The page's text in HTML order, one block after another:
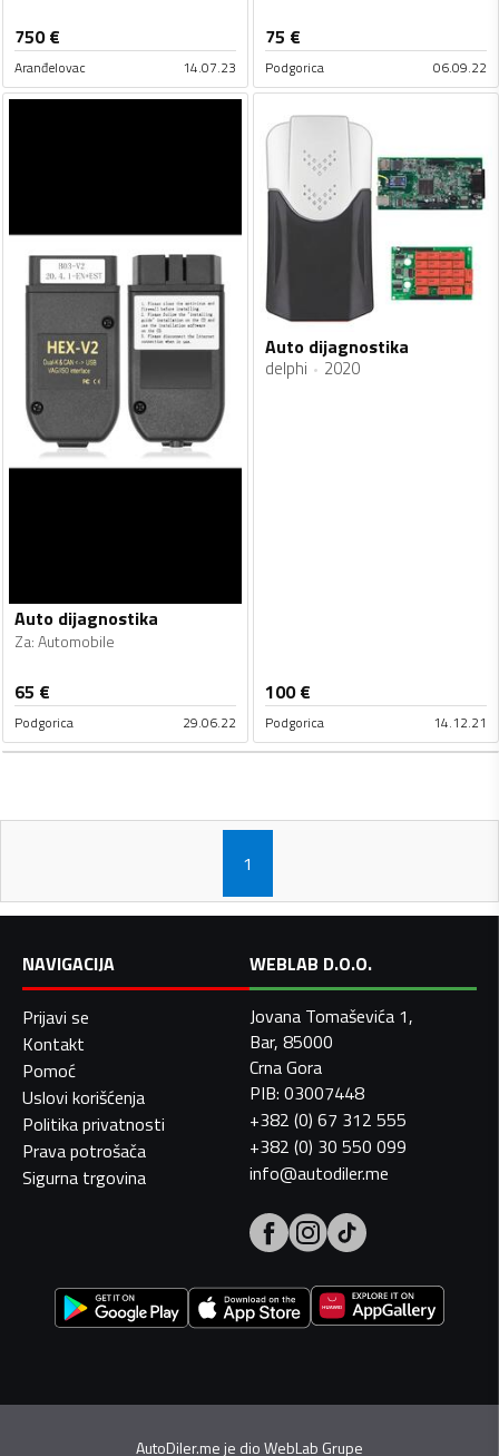
750€
Aranđelovac 14.07.23
75 €
Podgorica 06.09.22
Auto dijagnostika
Za:Automobile
65 €
Podgorica 29.06.22
Auto dijagnostika
delphi 2020
100€
Podgorica 14.12.21
1
NAVIGACIJA
Prijavi se
Kontakt
Pomoć
Uslovi korišćenja
Politika privatnosti
Prava potrošača
Sigurna trgovina
WEBLAB D.O.O.
Jovana Tomaševića 1,
Bar, 85000
Crna Gora
PIB: 03007448
+382 (0) 67 312 555
+382 (0) 30 550 099
info@autodiler.me
AutoDiler.me je dioWebLab Grupe